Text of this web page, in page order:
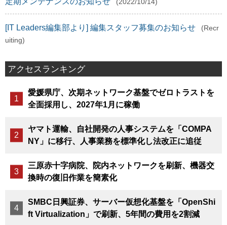
(2022/10/14)
[IT Leaders編集部より] 編集スタッフ募集のお知らせ
(Recr
uiting)
アクセスランキング
愛媛県庁、次期ネットワーク基盤でゼロトラストを
全面採用し、2027年1月に稼働
ヤマト運輸、自社開発の人事システムを「COMPA
NY」に移行、人事業務を標準化し法改正に追従
三原赤十字病院、院内ネットワークを刷新、機器交
換時の復旧作業を簡素化
SMBC日興証券、サーバー仮想化基盤を「OpenShi
ft Virtualization」で刷新、5年間の費用を2割減